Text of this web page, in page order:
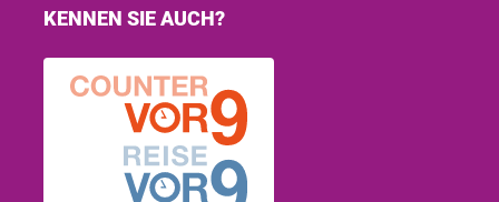
KENNEN SIE AUCH?